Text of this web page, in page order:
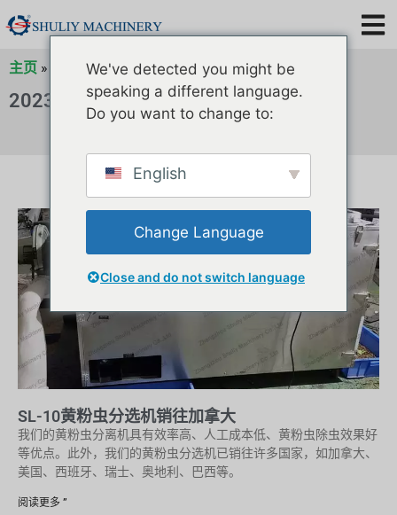
主页 » 2023年归档»2023年6月归档»2023年6月归档
2023 年 6 月 25 日
SL-10黄粉虫分选机销往加拿大
我们的黄粉虫分离机具有效率高、人工成本低、黄粉虫除虫效果好
等优点。此外，我们的黄粉虫分选机已销往许多国家，如加拿大、
美国、西班牙、瑞士、奥地利、巴西等。
阅读更多 ”
We've detected you might be
speaking a different language.
Do you want to change to:
English
Change Language
Close and do not switch language